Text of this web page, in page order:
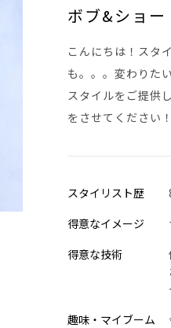
ボブ&ショ
こんにちは！スタ
も。。。変わりた
スタイルをご提供
をさせてください！
スタイリスト歴
得意なイメージ
得意な技術
趣味・マイブーム